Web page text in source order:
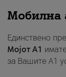
Мобилна
Единствено
Мојот A1
за Вашите A1